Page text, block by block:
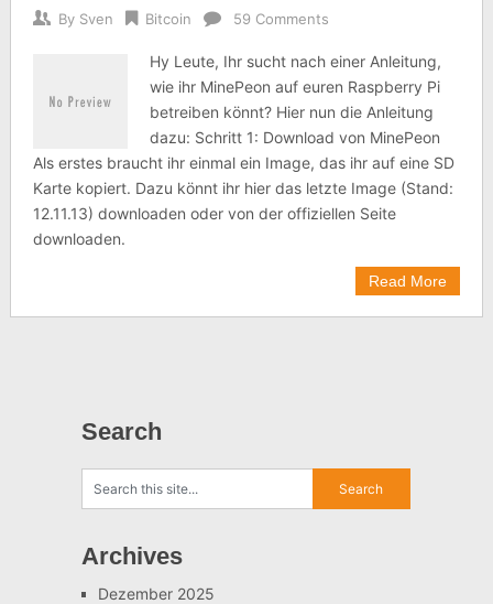
By Sven Bitcoin 59 Comments
Hy Leute, Ihr sucht nach einer Anleitung,
wie ihr MinePeon auf euren Raspberry Pi
betreiben könnt? Hier nun die Anleitung
dazu: Schritt 1: Download von MinePeon
Als erstes braucht ihr einmal ein Image, das ihr auf eine SD
Karte kopiert. Dazu könnt ihr hier das letzte Image (Stand:
12.11.13) downloaden oder von der offiziellen Seite
downloaden.
Read More
Search
Archives
Dezember 2025